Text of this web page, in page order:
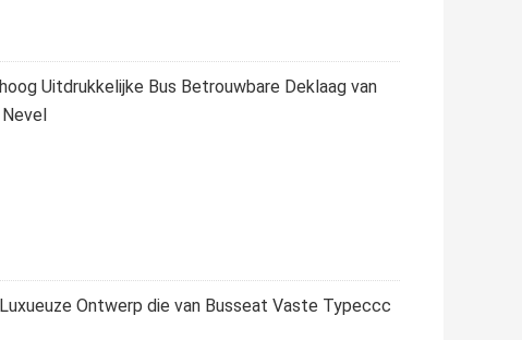
Uitdrukkelijke Bus Betrouwbare Deklaag van
Ontwerp die van Busseat Vaste Typeccc